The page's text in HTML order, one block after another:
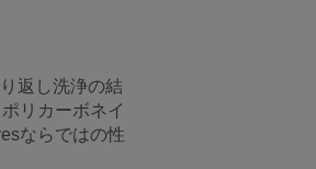
返し洗浄の結
リカーボネイ
ならではの性